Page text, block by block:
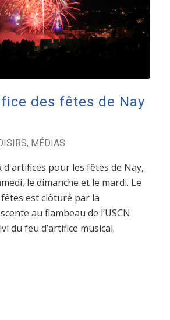
des fêtes de Nay
, MÉDIAS
d'artifices pour les fêtes de Nay,
le dimanche et le mardi. Le
est clôturé par la
au flambeau de l’USCN
du feu d’artifice musical.